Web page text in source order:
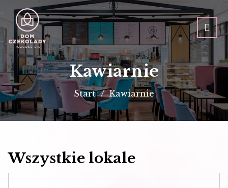
Kawiarnie
Start Kawiarnie
Wszystkie lokale